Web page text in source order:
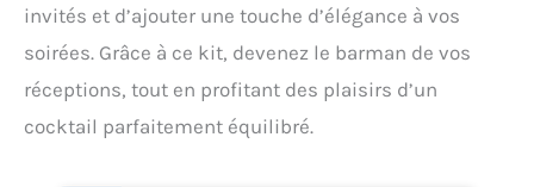
invités et d’ajouter une touche d’élégance à vos
soirées. Grâce à ce kit, devenez le barman de vos
réceptions, tout en profitant des plaisirs d’un
cocktail parfaitement équilibré.